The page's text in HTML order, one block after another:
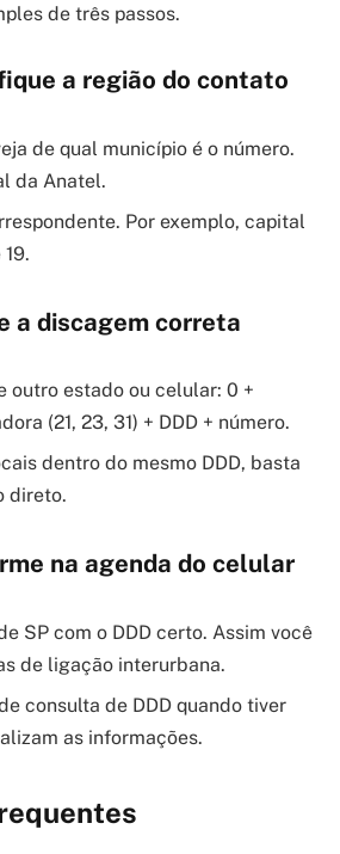
de três passos.
a região do contato
de qual município é o número.
da Anatel.
Por exemplo, capital
a discagem correta
outro estado ou celular: 0 +
(21, 23, 31) + DDD + número.
dentro do mesmo DDD, basta
direto.
na agenda do celular
SP com o DDD certo. Assim você
de ligação interurbana.
consulta de DDD quando tiver
as informações.